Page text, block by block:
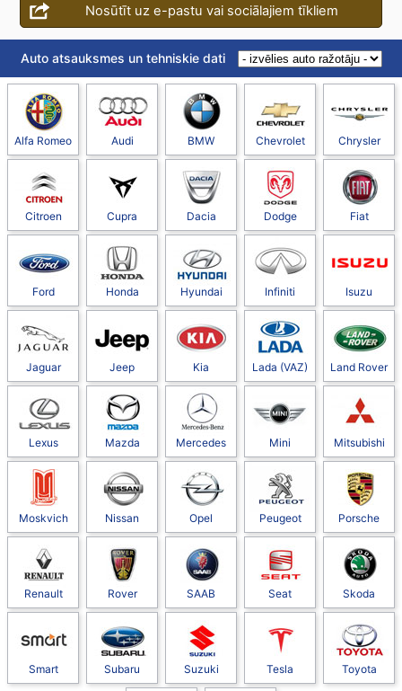
Nosūtīt uz e-pastu vai sociālajiem tīkliem
Auto atsauksmes un tehniskie dati
Alfa Romeo Audi BMW Chevrolet Chrysler
Citroen Cupra Dacia Dodge Fiat
Ford Honda Hyundai Infiniti Isuzu
Jaguar Jeep Kia Lada (VAZ) Land Rover
Lexus Mazda Mercedes Mini Mitsubishi
Moskvich Nissan Opel Peugeot Porsche
Renault Rover SAAB Seat Skoda
Smart Subaru Suzuki Tesla Toyota